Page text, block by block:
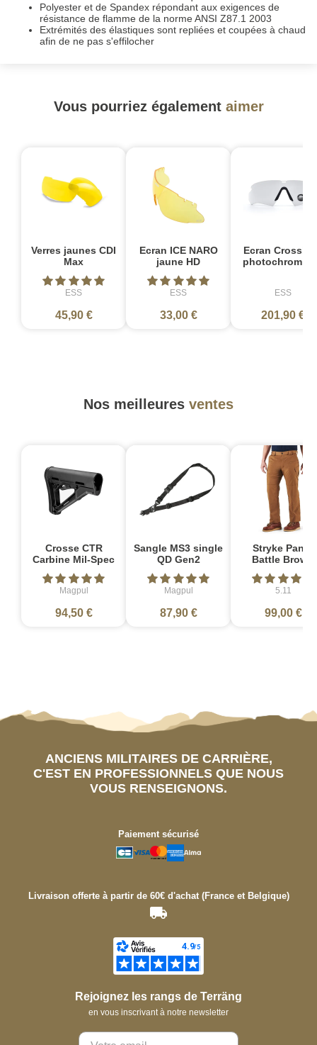
Polyester et de Spandex répondant aux exigences de
résistance de flamme de la norme ANSI Z87.1 2003
Extrémités des élastiques sont repliées et coupées à chaud
afin de ne pas s'effilocher
Vous pourriez également aimer
Verres jaunes CDI
Max
ESS
45,90 €
Ecran ICE NARO
jaune HD
ESS
33,00 €
Ecran
ESS
201,90 €
Nos meilleures ventes
Crosse CTR
Carbine Mil-Spec
Magpul
94,50 €
Sangle MS3 single
QD Gen2
Magpul
87,90 €
Stryke Pant -
Battle Brown
5.11
99,00 €
ANCIENS MILITAIRES DE CARRIÈRE,
C'EST EN PROFESSIONNELS QUE NOUS
VOUS RENSEIGNONS.
Paiement sécurisé
Livraison offerte à partir de 60€ d'achat (France et Belgique)
Rejoignez les rangs de Terräng
en vous inscrivant à notre newsletter